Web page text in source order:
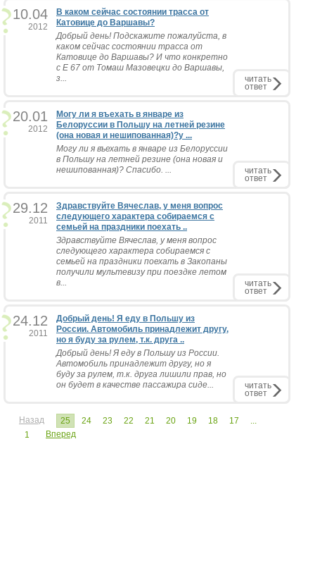
10.04
2012
В каком сейчас состоянии трасса от
Катовице до Варшавы?
Добрый день! Подскажите пожалуйста, в
каком сейчас состоянии трасса от
Катовице до Варшавы? И что конкретно
с Е 67 от Томаш Мазовецки до Варшавы,
з...
читать
ответ
20.01
2012
Могу ли я въехать в январе из
Белоруссии в Польшу на летней резине
(она новая и нешипованная)?у ...
Могу ли я въехать в январе из Белоруссии
в Польшу на летней резине (она новая и
нешипованная)? Спасибо. ...
читать
ответ
29.12
2011
Здравствуйте Вячеслав, у меня вопрос
следующего характера собираемся с
семьей на праздники поехать ..
Здравствуйте Вячеслав, у меня вопрос
следующего характера собираемся с
семьей на праздники поехать в Закопаны
получили мультевизу при поездке летом
в...
читать
ответ
24.12
2011
Добрый день! Я еду в Польшу из
России. Автомобиль принадлежит другу,
но я буду за рулем, т.к. друга ..
Добрый день! Я еду в Польшу из России.
Автомобиль принадлежит другу, но я
буду за рулем, т.к. друга лишили прав, но
он будет в качестве пассажира сиде...
читать
ответ
Назад 25 24 23 22 21 20 19 18 17
...
1
Вперед